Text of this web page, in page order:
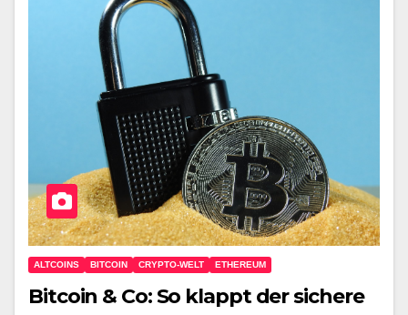
ALTCOINS BITCOIN CRYPTO-WELT ETHEREUM
Bitcoin & Co: So klappt der sichere